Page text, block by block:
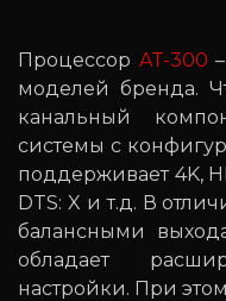
Процессор AT-300
моделей бренда.
канальный
системы с
поддерживает 4K,
DTS: X и т.д. В
балансными
обладает
настройки. При